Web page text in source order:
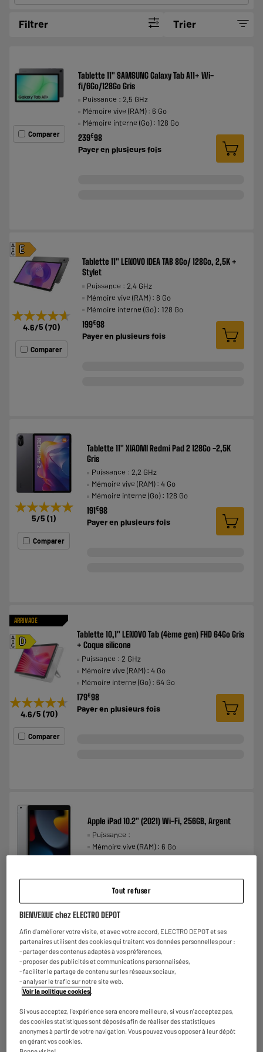
Filtrer Trier
Comparer
Tablette 11" SAMSUNG Galaxy Tab A11+ Wi-
fi/6Go/128Go Gris
Puissance : 2,5 GHz
Mémoire vive (RAM) : 6 Go
Mémoire interne (Go) : 128 Go
239€98
Payer en plusieurs fois
E
A
G
★★★★★
★★★★★
4.6/5 (70)
Comparer
Tablette 11" LENOVO IDEA TAB 8Go/ 128Go, 2,5K +
Stylet
Puissance : 2,4 GHz
Mémoire vive (RAM) : 8 Go
Mémoire interne (Go) : 128 Go
199€98
Payer en plusieurs fois
★★★★★
★★★★★
5/5 (1)
Comparer
Tablette 11" XIAOMI Redmi Pad 2 128Go -2,5K
Gris
Puissance : 2,2 GHz
Mémoire vive (RAM) : 4 Go
Mémoire interne (Go) : 128 Go
191€98
Payer enplusieurs fois
ARRIVAGE
D
A
G
★★★★★
★★★★★
4.6/5 (70)
Comparer
Tablette 10,1" LENOVO Tab (4ème gen) FHD 64Go Gris
+ Coque silicone
Puissance : 2 GHz
Mémoire vive (RAM) : 4 Go
Mémoire interne (Go) : 64 Go
179€98
Payer en plusieurs fois
Apple iPad 10.2" (2021) Wi-Fi, 256GB, Argent
Puissance :
Mémoire vive (RAM) : 6 Go
Mémoire interne (Go) : 256 Go
Tout refuser
BIENVENUE chez ELECTRO DEPOT
Afin d'améliorer votre visite, et avec votre accord, ELECTRO DEPOT et ses
partenaires utilisent des cookies qui traitent vos données personnelles pour :
- partager des contenus adaptés à vos préférences,
- proposer des publicités et communications personnalisées,
- faciliter le partage de contenu sur les réseaux sociaux,
- analyser le trafic sur notre site web.
Voir la politique cookies.
Si vous acceptez, l'expérience sera encore meilleure, si vous n'acceptez pas,
des cookies statistiques sont déposés afin de réaliser des statistiques
anonymes à partir de votre navigation. Vous pouvez vous opposer à leur dépôt
en gérant vos cookies.